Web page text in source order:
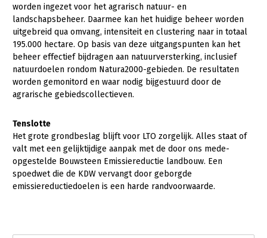
worden ingezet voor het agrarisch natuur- en
landschapsbeheer. Daarmee kan het huidige beheer worden
uitgebreid qua omvang, intensiteit en clustering naar in totaal
195.000 hectare. Op basis van deze uitgangspunten kan het
beheer effectief bijdragen aan natuurversterking, inclusief
natuurdoelen rondom Natura2000-gebieden. De resultaten
worden gemonitord en waar nodig bijgestuurd door de
agrarische gebiedscollectieven.
Tenslotte
Het grote grondbeslag blijft voor LTO zorgelijk. Alles staat of
valt met een gelijktijdige aanpak met de door ons mede-
opgestelde Bouwsteen Emissiereductie landbouw. Een
spoedwet die de KDW vervangt door geborgde
emissiereductiedoelen is een harde randvoorwaarde.